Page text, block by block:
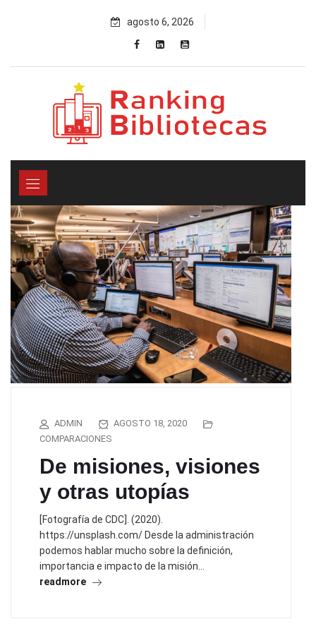
agosto 6, 2026
ADMIN
AGOSTO 18, 2020
COMPARACIONES
De misiones, visiones
y otras utopías
[Fotografía de CDC]. (2020).
https://unsplash.com/ Desde la administración
podemos hablar mucho sobre la definición,
importancia e impacto de la misión…
readmore